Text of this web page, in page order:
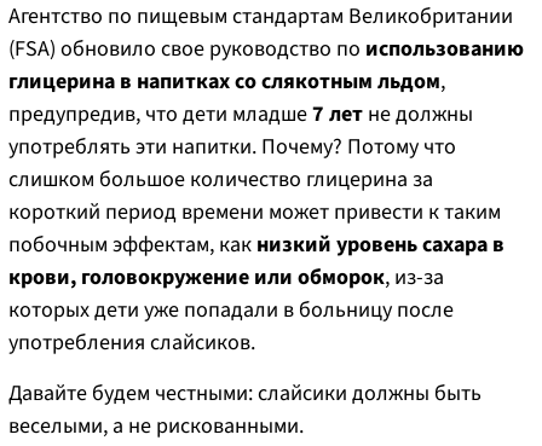
Агентство по пищевым стандартам Великобритании
(FSA) обновило свое руководство по использованию
глицерина в напитках со слякотным льдом,
предупредив, что дети младше7 лет не должны
употреблять эти напитки. Почему? Потому что
слишком большое количество глицерина за
короткий период времени может привести к таким
побочным эффектам, как низкий уровень сахара в
крови, головокружение или обморок, из-за
которых дети уже попадали в больницу после
употребления слайсиков.
Давайте будем честными: слайсики должны быть
веселыми, а не рискованными.